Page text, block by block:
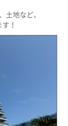
土地など、
！